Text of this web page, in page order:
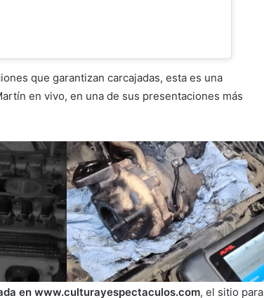
que garantizan carcajadas, esta es una
en vivo, en una de sus presentaciones más
en www.culturayespectaculos.com, el sitio para